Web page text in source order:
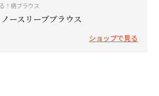
！柄ブラウス
ースリーブブラウス
ショップで見る